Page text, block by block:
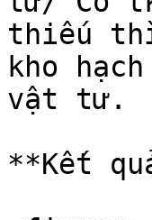
thiếu
kho
vật tư.
**Kết